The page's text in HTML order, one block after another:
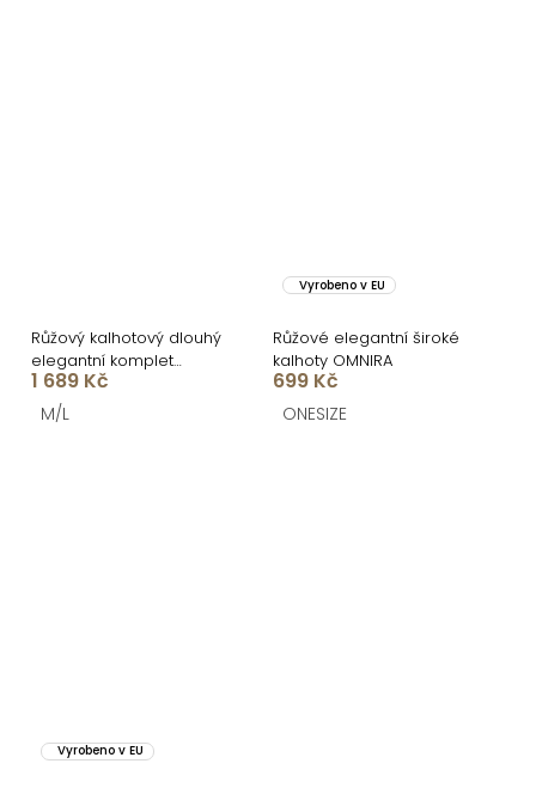
Růžový kalhotový dlouhý
elegantní komplet
IMPACT
1 689 Kč
M/L
Vyrobeno v EU
Růžové elegantní široké
kalhoty OMNIRA
699 Kč
ONESIZE
Vyrobeno v EU